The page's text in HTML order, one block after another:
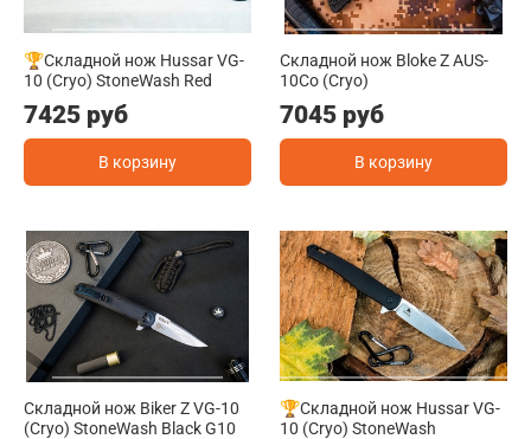
🏆Складной нож Hussar VG-
10 (Cryo) StoneWash Red
7425 руб
В корзину
Складной нож Bloke Z AUS-
10Co (Cryo)
7045 руб
В корзину
Складной нож Biker Z VG-10
(Cryo) StoneWash Black G10
🏆Складной нож Hussar VG-
10 (Cryo) StoneWash